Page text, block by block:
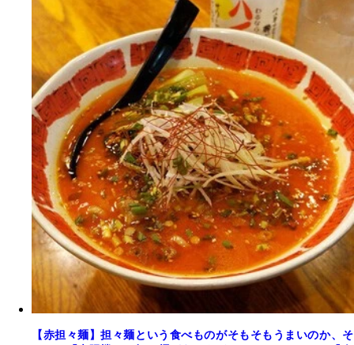
【赤担々麺】担々麺という食べものがそもそもうまいのか、そ